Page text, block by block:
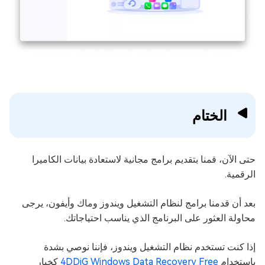
الختام
حتى الآن، قمنا بتقديم برامج مجانية لاستعادة بيانات الكاميرا
الرقمية.
بعد أن قدمنا برامج لنظام التشغيل ويندوز وماك وأيفون، يرجى
محاولة العثور على البرنامج الذي يناسب احتياجاتك.
إذا كنت تستخدم نظام التشغيل ويندوز، فإننا نوصي بشدة
باستخدام 4DDiG Windows Data Recovery Free كخيار